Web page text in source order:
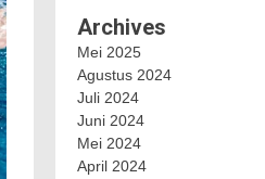
Archives
Mei 2025
Agustus 2024
Juli 2024
Juni 2024
Mei 2024
April 2024